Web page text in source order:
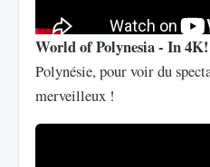
World of Polynesia - In 4K!
Polynésie, pour voir du
merveilleux !